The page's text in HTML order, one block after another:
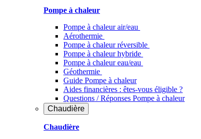
Pompe à chaleur
Pompe à chaleur air/eau
Aérothermie
Pompe à chaleur réversible
Pompe à chaleur hybride
Pompe à chaleur​ eau/eau
Géothermie
Guide Pompe à chaleur
Aides financières : êtes-vous éligible ?
Questions / Réponses Pompe à chaleur
Chaudière
Chaudière